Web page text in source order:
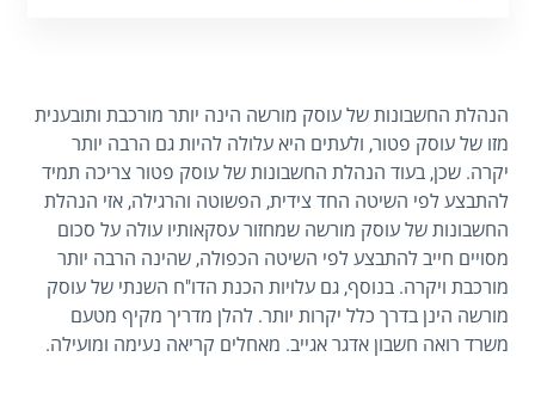
הנהלת החשבונות של עוסק מורשה הינה יותר מורכבת ותובענית
מזו של עוסק פטור, ולעתים היא עלולה להיות גם הרבה יותר
יקרה. שכן, בעוד הנהלת החשבונות של עוסק פטור צריכה תמיד
להתבצע לפי השיטה החד צידית, הפשוטה והרגילה, אזי הנהלת
החשבונות של עוסק מורשה שמחזור עסקאותיו עולה על סכום
מסויים חייב להתבצע לפי השיטה הכפולה, שהינה הרבה יותר
מורכבת ויקרה. בנוסף, גם עלויות הכנת הדו"ח השנתי של עוסק
מורשה הינן בדרך כלל יקרות יותר. להלן מדריך מקיף מטעם
משרד רואה חשבון אדגר אגייב. מאחלים קריאה נעימה ומועילה.